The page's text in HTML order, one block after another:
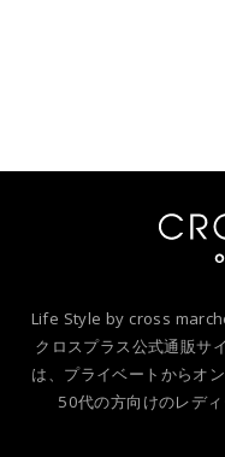
Life Style by cross
クロスプラス公式通販サ
は、プライベートからオ
50代の方向けのレデ